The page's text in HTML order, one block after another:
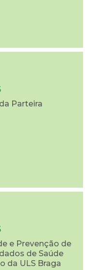
Parteira
e Prevenção de
de Saúde
da ULS Braga